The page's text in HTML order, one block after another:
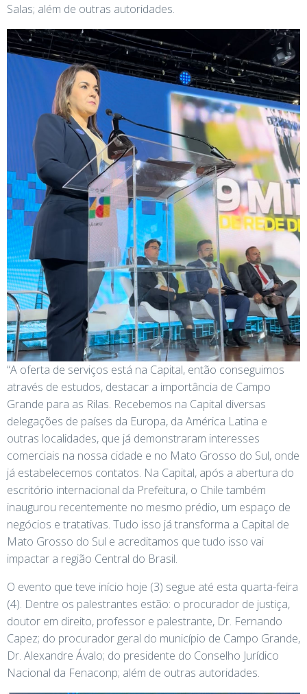
Salas; além de outras autoridades.
“A oferta de serviços está na Capital, então conseguimos
através de estudos, destacar a importância de Campo
Grande para as Rilas. Recebemos na Capital diversas
delegações de países da Europa, da América Latina e
outras localidades, que já demonstraram interesses
comerciais na nossa cidade e no Mato Grosso do Sul, onde
já estabelecemos contatos. Na Capital, após a abertura do
escritório internacional da Prefeitura, o Chile também
inaugurou recentemente no mesmo prédio, um espaço de
negócios e tratativas. Tudo isso já transforma a Capital de
Mato Grosso do Sul e acreditamos que tudo isso vai
impactar a região Central do Brasil.
O evento que teve início hoje (3) segue até esta quarta-feira
(4). Dentre os palestrantes estão: o procurador de justiça,
doutor em direito, professor e palestrante, Dr. Fernando
Capez; do procurador geral do município de Campo Grande,
Dr. Alexandre Ávalo; do presidente do Conselho Jurídico
Nacional da Fenaconp; além de outras autoridades.